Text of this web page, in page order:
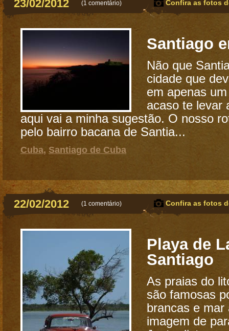
23/02/2012 (1 comentário) Confira as fotos
Santiago
Não que
cidade que
em apenas
acaso te levar
aqui vai a minha sugestão. O nosso
pelo bairro bacana de Santia...
Cuba, Santiago de Cuba
22/02/2012 (1 comentário) Confira as fotos
Playa de
Santiago
As praias do
são famosas
brancas e mar
imagem de